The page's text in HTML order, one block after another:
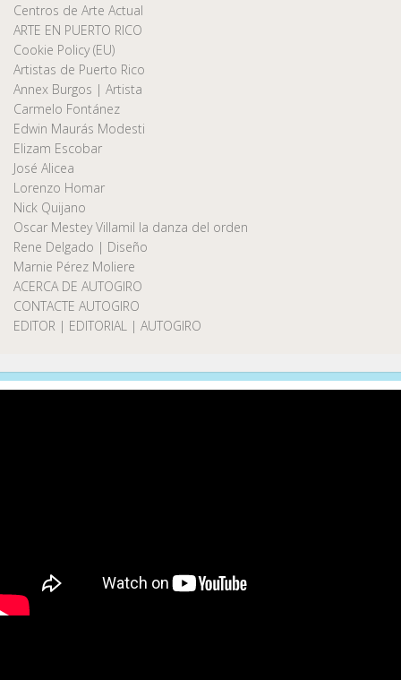
Centros de Arte Actual
ARTE EN PUERTO RICO
Cookie Policy (EU)
Artistas de Puerto Rico
Annex Burgos | Artista
Carmelo Fontánez
Edwin Maurás Modesti
Elizam Escobar
José Alicea
Lorenzo Homar
Nick Quijano
Oscar Mestey Villamil la danza del orden
Rene Delgado | Diseño
Marnie Pérez Moliere
ACERCA DE AUTOGIRO
CONTACTE AUTOGIRO
EDITOR | EDITORIAL | AUTOGIRO